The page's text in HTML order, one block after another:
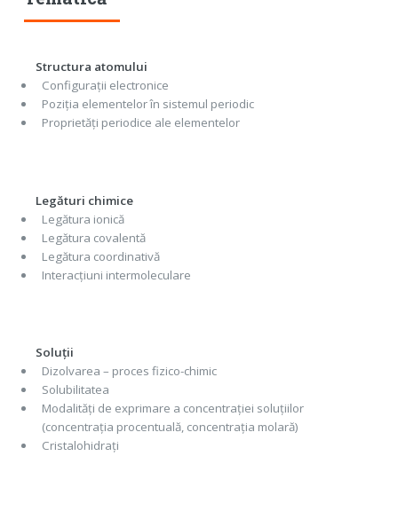
Structura atomului
Configurații electronice
Poziția elementelor în sistemul periodic
Proprietăți periodice ale elementelor
Legături chimice
Legătura ionică
Legătura covalentă
Legătura coordinativă
Interacțiuni intermoleculare
Soluții
Dizolvarea – proces fizico-chimic
Solubilitatea
Modalități de exprimare a concentrației soluțiilor
(concentrația procentuală, concentrația molară)
Cristalohidrați